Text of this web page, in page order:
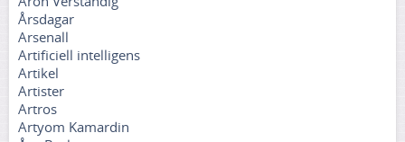
Årsdagar
Arsenall
Artificiell intelligens
Artikel
Artister
Artros
Artyom Kamardin